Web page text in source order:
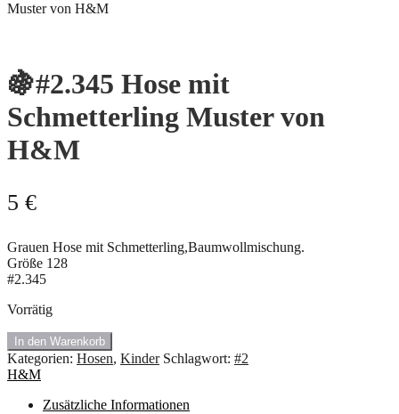
Muster von H&M
🍇#2.345 Hose mit
Schmetterling Muster von
H&M
5 €
Grauen Hose mit Schmetterling,Baumwollmischung.
Größe 128
#2.345
Vorrätig
🍇
#2.345
Hose
Schmetterling
In den Warenkorb
Kategorien: Hosen, Kinder Schlagwort: #2
H&M
Zusätzliche Informationen